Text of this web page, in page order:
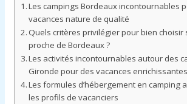
Les campings Bordeaux incontournables
vacances nature de qualité
Quels critères privilégier pour bien choisir
proche de Bordeaux ?
Les activités incontournables autour des
Gironde pour des vacances enrichissantes
Les formules d’hébergement en camping
les profils de vacanciers